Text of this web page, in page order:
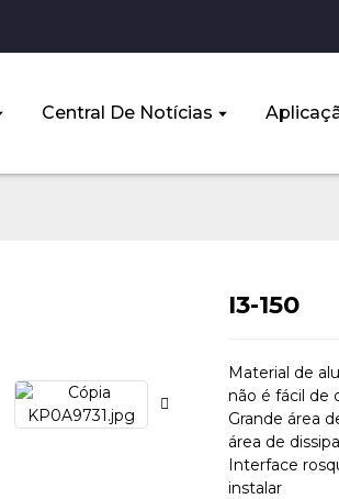
Central De Notícias
I3-150
Material de
não é fácil de
Grande área
área de
Interface
instalar